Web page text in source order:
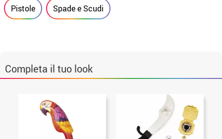
Pistole Spade e Scudi
Completa il tuo look